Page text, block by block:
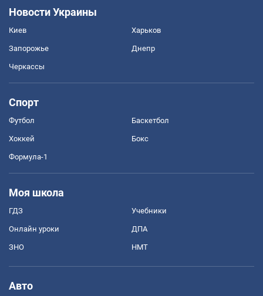
Новости Украины
Киев Харьков
Запорожье Днепр
Черкассы
Спорт
Футбол Баскетбол
Хоккей Бокс
Формула-1
Моя школа
ГДЗ Учебники
Онлайн уроки ДПА
ЗНО НМТ
Авто